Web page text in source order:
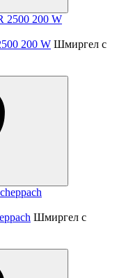
200 W Шмиргел с
Шмиргел с